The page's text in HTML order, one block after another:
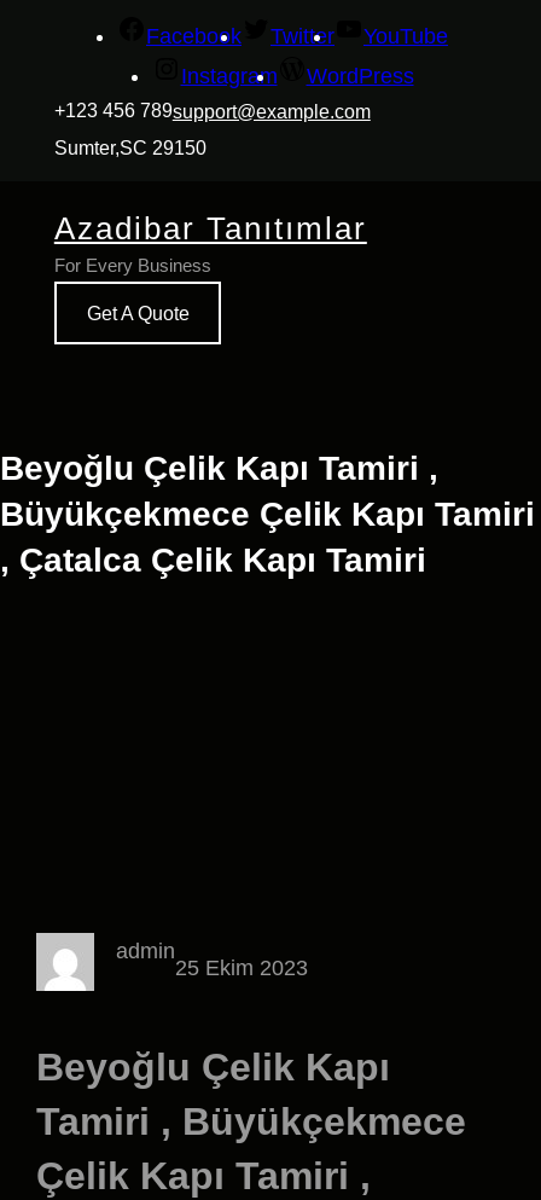
Facebook Twitter
YouTube
Instagram
WordPress
+123 456 789support@example.com
Sumter,SC 29150
Azadibar Tanıtımlar
For Every Business
Get A Quote
Beyoğlu Çelik Kapı Tamiri ,
Büyükçekmece Çelik Kapı Tamiri
, Çatalca Çelik Kapı Tamiri
admin
25 Ekim 2023
Beyoğlu Çelik Kapı
Tamiri , Büyükçekmece
Çelik Kapı Tamiri ,